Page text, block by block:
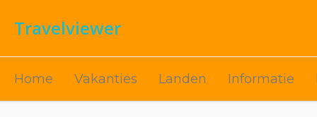
Travelviewer
Home Vakanties Landen Informatie